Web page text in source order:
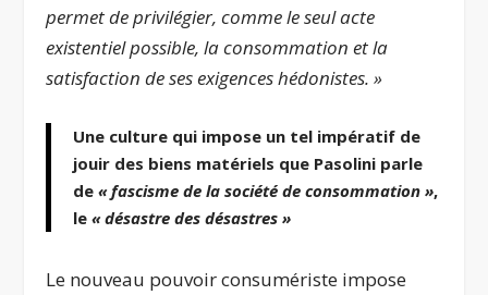
permet de privilégier, comme le seul acte
existentiel possible, la consommation et la
satisfaction de ses exigences hédonistes. »
Une culture qui impose un tel impératif de
jouir des biens matériels que Pasolini parle
de« fascisme de la société de consommation »,
le« désastre des désastres »
Le nouveau pouvoir consumériste impose